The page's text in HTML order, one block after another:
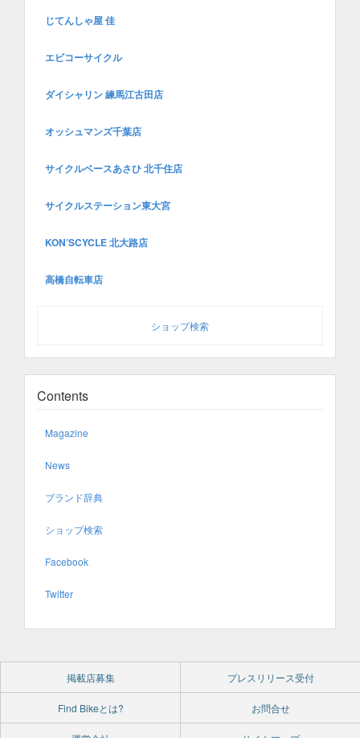
じてんしゃ屋 佳
エビコーサイクル
ダイシャリン 練馬江古田店
オッシュマンズ千葉店
サイクルベースあさひ 北千住店
サイクルステーション東大宮
KON’SCYCLE 北大路店
高橋自転車店
ショップ検索
Contents
Magazine
News
ブランド辞典
ショップ検索
Facebook
Twitter
掲載店募集 プレスリリース受付
Find Bikeとは? お問合せ